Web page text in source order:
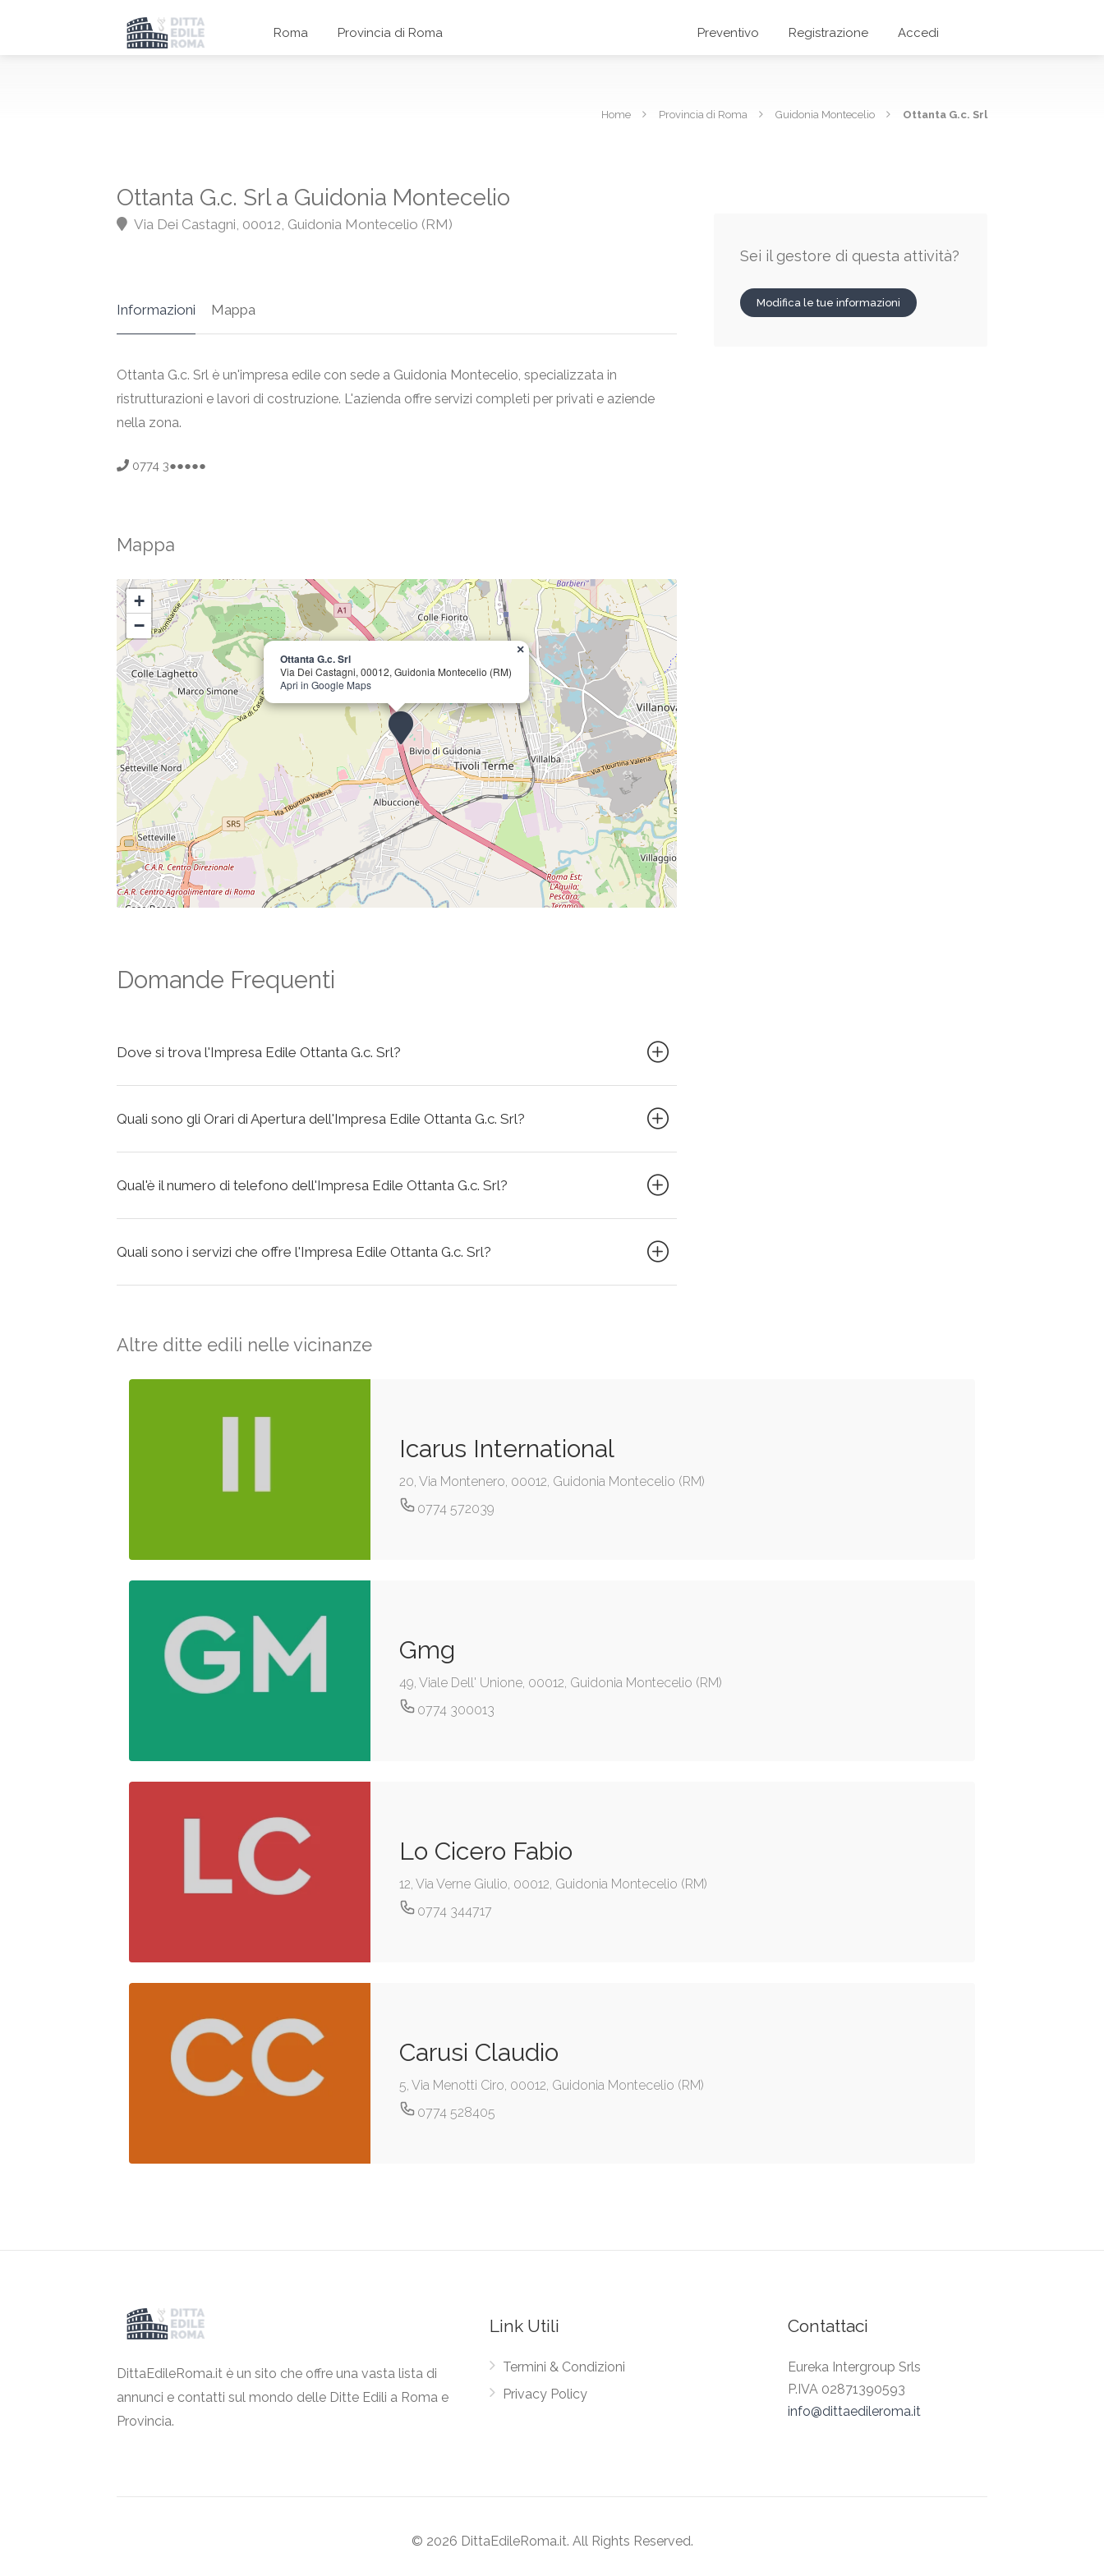
Roma Provincia di Roma Preventivo Registrazione Accedi
Home Provincia di Roma Guidonia Montecelio Ottanta G.c. Srl
Ottanta G.c. Srl a Guidonia Montecelio
Via Dei Castagni, 00012, Guidonia Montecelio (RM)
Informazioni Mappa
Ottanta G.c. Srl è un'impresa edile con sede a Guidonia Montecelio, specializzata in
ristrutturazioni e lavori di costruzione. L'azienda offre servizi completi per privati e aziende
nella zona.
0774 3●●●●●
Mappa
Ottanta G.c. Srl
Via Dei Castagni, 00012, Guidonia Montecelio (RM)
Apri in Google Maps
×
+
−
Domande Frequenti
Dove si trova l'Impresa Edile Ottanta G.c. Srl?
Quali sono gli Orari di Apertura dell'Impresa Edile Ottanta G.c. Srl?
Qual'è il numero di telefono dell'Impresa Edile Ottanta G.c. Srl?
Quali sono i servizi che offre l'Impresa Edile Ottanta G.c. Srl?
Sei il gestore di questa attività?
Modifica le tue informazioni
Altre ditte edili nelle vicinanze
Icarus International
20, Via Montenero, 00012, Guidonia Montecelio (RM)
0774 572039
Gmg
49, Viale Dell' Unione, 00012, Guidonia Montecelio (RM)
0774 300013
Lo Cicero Fabio
12, Via Verne Giulio, 00012, Guidonia Montecelio (RM)
0774 344717
Carusi Claudio
5, Via Menotti Ciro, 00012, Guidonia Montecelio (RM)
0774 528405
DittaEdileRoma.it è un sito che offre una vasta lista di
annunci e contatti sul mondo delle Ditte Edili a Roma e
Provincia.
Link Utili
Termini & Condizioni
Privacy Policy
Contattaci
Eureka Intergroup Srls
P.IVA 02871390593
info@dittaedileroma.it
© 2026 DittaEdileRoma.it. All Rights Reserved.